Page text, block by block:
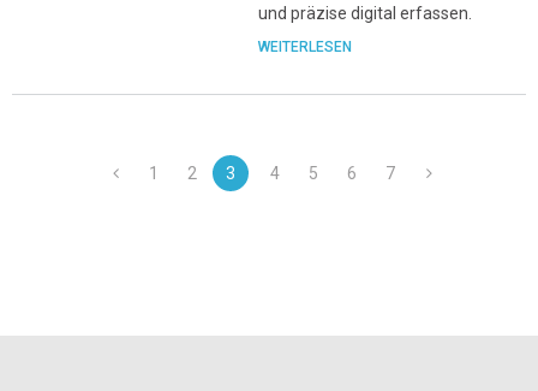
und präzise digital erfassen.
WEITERLESEN
1 2 3 4 5 6 7